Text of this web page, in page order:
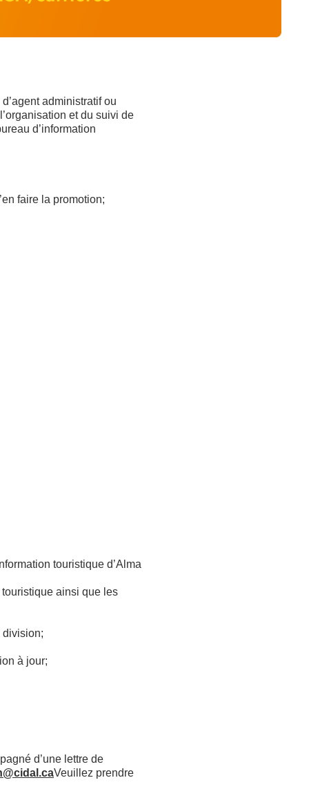
administratif ou
et du suivi de
d’information
faire la promotion;
touristique d’Alma
ainsi que les
division;
à jour;
d’une lettre de
Veuillez prendre